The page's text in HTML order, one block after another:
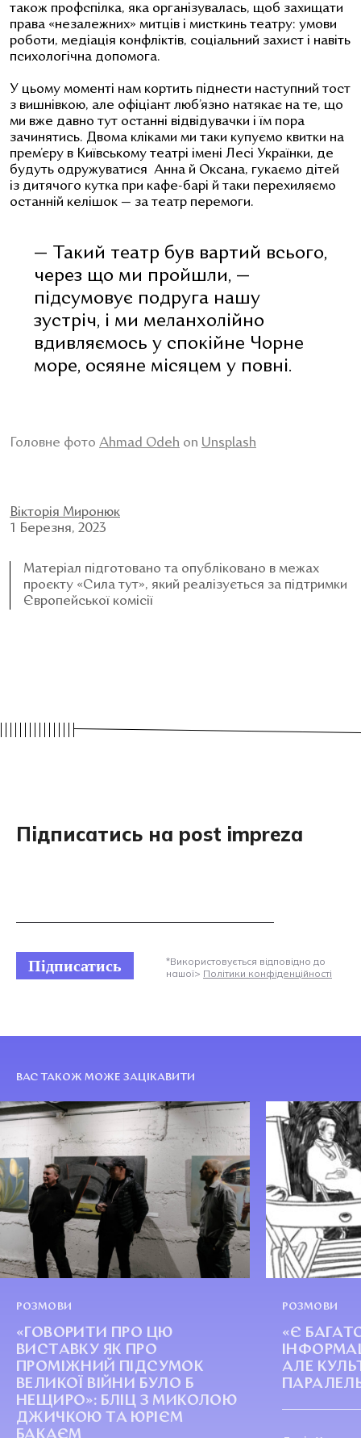
також профспілка, яка організувалась, щоб захищати
права «незалежних» митців і мисткинь театру: умови
роботи, медіація конфліктів, соціальний захист і навіть
психологічна допомога.
У цьому моменті нам кортить піднести наступний тост
з вишнівкою, але офіціант люб’язно натякає на те, що
ми вже давно тут останні відвідувачки і їм пора
зачинятись. Двома кліками ми таки купуємо квитки на
прем’єру в Київському театрі імені Лесі Українки, де
будуть одружуватися Анна й Оксана, гукаємо дітей
із дитячого кутка при кафе-барі й таки перехиляємо
останній келішок — за театр перемоги.
— Такий театр був вартий всього,
через що ми пройшли, —
підсумовує подруга нашу
зустріч, і ми меланхолійно
вдивляємось у спокійне Чорне
море, осяяне місяцем у повні.
Головне фото Ahmad Odeh on Unsplash
Вікторія Миронюк
1 Березня, 2023
Матеріал підготовано та опубліковано в межах
проєкту «Сила тут», який реалізується за підтримки
Європейської комісії
Підписатись на post impreza
Підписатись
*Використовується відповідно до
нашої> Політики конфіденційності
ВАС ТАКОЖ МОЖЕ ЗАЦІКАВИТИ
РОЗМОВИ
«ГОВОРИТИ ПРО ЦЮ
ВИСТАВКУ ЯК ПРО
ПРОМІЖНИЙ ПІДСУМОК
ВЕЛИКОЇ ВІЙНИ БУЛО Б
НЕЩИРО»: БЛІЦ З МИКОЛОЮ
ДЖИЧКОЮ ТА ЮРІЄМ
РОЗМОВИ
«Є
АЛЕ